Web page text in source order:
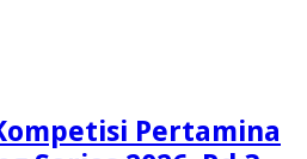
Pertamina